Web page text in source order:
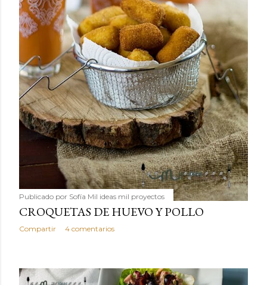
Publicado por Sofía Mil ideas mil proyectos
CROQUETAS DE HUEVO Y POLLO
Compartir 4 comentarios